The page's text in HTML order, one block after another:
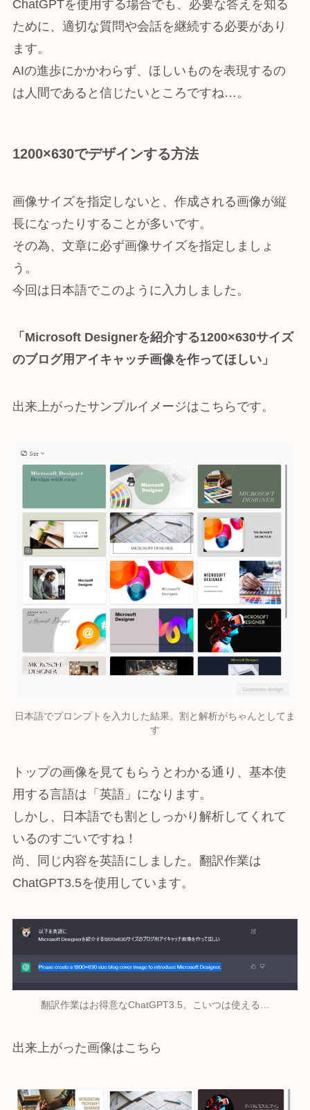
ChatGPTを使用する場合でも、必要な答えを知る
ために、適切な質問や会話を継続する必要があり
ます。
AIの進歩にかかわらず、ほしいものを表現するの
は人間であると信じたいところですね…。
1200×630でデザインする方法
画像サイズを指定しないと、作成される画像が縦
長になったりすることが多いです。
その為、文章に必ず画像サイズを指定しましょ
う。
今回は日本語でこのように入力しました。
「Microsoft Designerを紹介する1200×630サイズ
のブログ用アイキャッチ画像を作ってほしい」
出来上がったサンプルイメージはこちらです。
日本語でプロンプトを入力した結果。割と解析がちゃんとしてま
す
トップの画像を見てもらうとわかる通り、基本使
用する言語は「英語」になります。
しかし、日本語でも割としっかり解析してくれて
いるのすごいですね！
尚、同じ内容を英語にしました。翻訳作業は
ChatGPT3.5を使用しています。
翻訳作業はお得意なChatGPT3.5。こいつは使える…
出来上がった画像はこちら